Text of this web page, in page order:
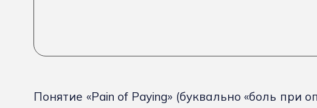
Понятие «Pain of Paying» (буквально «боль при